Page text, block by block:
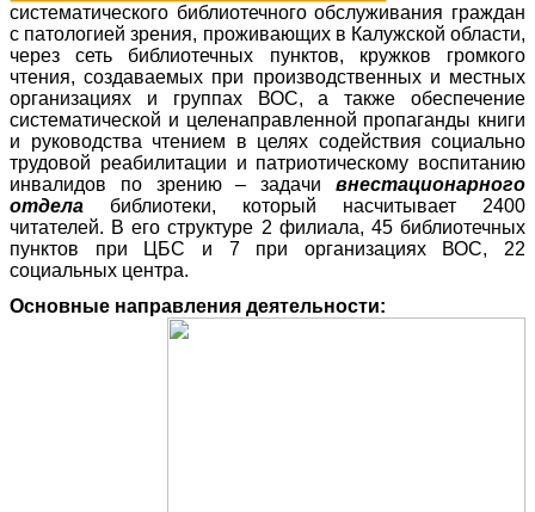
систематического библиотечного обслуживания граждан
с патологией зрения, проживающих в Калужской области,
через сеть библиотечных пунктов, кружков громкого
чтения, создаваемых при производственных и местных
организациях и группах ВОС, а также обеспечение
систематической и целенаправленной пропаганды книги
и руководства чтением в целях содействия социально
трудовой реабилитации и патриотическому воспитанию
инвалидов по зрению – задачи внестационарного
отдела библиотеки, который насчитывает 2400
читателей. В его структуре 2 филиала, 45 библиотечных
пунктов при ЦБС и 7 при организациях ВОС, 22
социальных центра.
Основные направления деятельности: